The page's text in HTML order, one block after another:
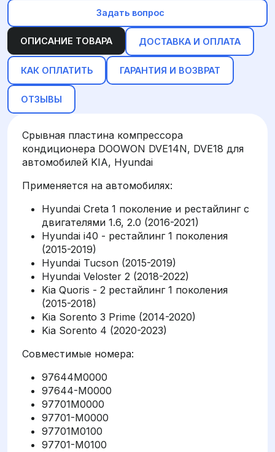
ОПИСАНИЕ ТОВАРА ДОСТАВКА И ОПЛАТА
КАК ОПЛАТИТЬ ГАРАНТИЯ И ВОЗВРАТ
ОТЗЫВЫ
Срывная пластина компрессора
кондиционера DOOWON DVE14N, DVE18 для
автомобилей KIA, Hyundai
Применяется на автомобилях:
Hyundai Creta 1 поколение и рестайлинг с
двигателями 1.6, 2.0 (2016-2021)
Hyundai i40 - рестайлинг 1 поколения
(2015-2019)
Hyundai Tucson (2015-2019)
Hyundai Veloster 2 (2018-2022)
Kia Quoris - 2 рестайлинг 1 поколения
(2015-2018)
Kia Sorento 3 Prime (2014-2020)
Kia Sorento 4 (2020-2023)
Совместимые номера:
97644M0000
97644-M0000
97701M0000
97701-M0000
97701M0100
97701-M0100
Задать вопрос